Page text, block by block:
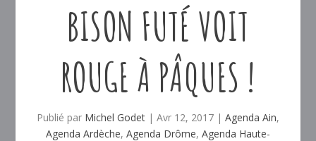
BISON FUTÉ VOIT
ROUGE À PÂQUES !
Publié par Michel Godet | Avr 12, 2017 | Agenda Ain,
Agenda Ardèche, Agenda Drôme, Agenda Haute-